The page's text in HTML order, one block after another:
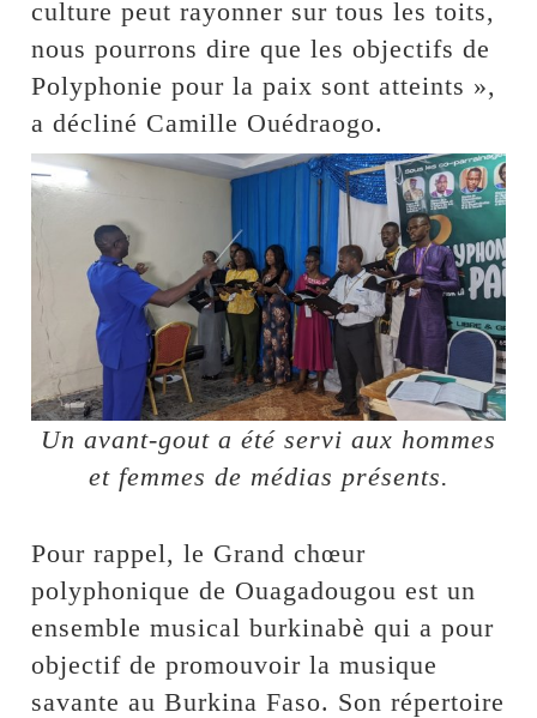
culture peut rayonner sur tous les toits,
nous pourrons dire que les objectifs de
Polyphonie pour la paix sont atteints »,
a décliné Camille Ouédraogo.
Un avant-gout a été servi aux hommes
et femmes de médias présents.
Pour rappel, le Grand chœur
polyphonique de Ouagadougou est un
ensemble musical burkinabè qui a pour
objectif de promouvoir la musique
savante au Burkina Faso. Son répertoire